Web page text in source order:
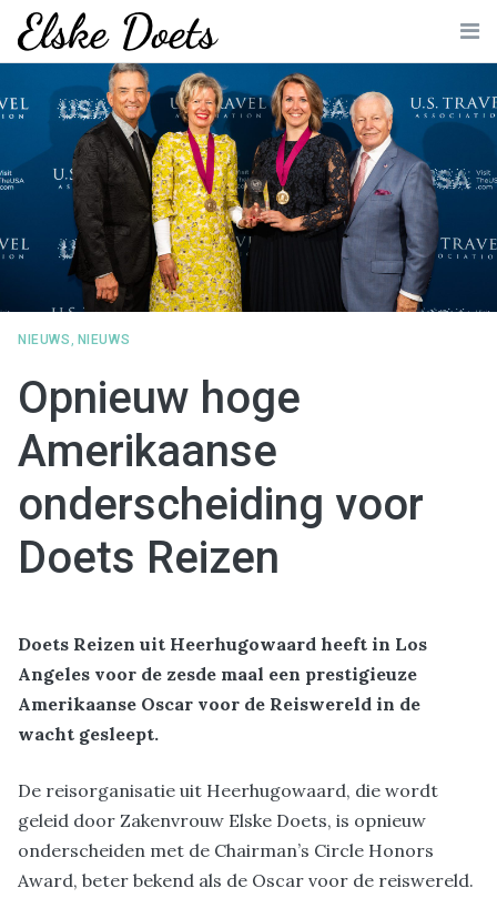
Skip
content
NIEUWS , NIEUWS
Opnieuw hoge
Amerikaanse
onderscheiding voor
Doets Reizen
Doets Reizen uit Heerhugowaard heeft in Los
Angeles voor de zesde maal een prestigieuze
Amerikaanse Oscar voor de Reiswereld in de
wacht gesleept.
De reisorganisatie uit Heerhugowaard, die wordt
geleid door Zakenvrouw Elske Doets, is opnieuw
onderscheiden met de Chairman’s Circle Honors
Award, beter bekend als de Oscar voor de reiswereld.